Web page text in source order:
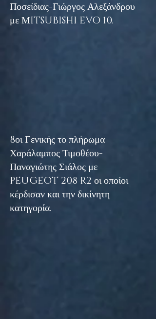
Ποσείδιας-Γιώργος Αλεξάνδρου
με ΜITSUBISHI EVO 10.
8οι Γενικής το πλήρωμα
Χαράλαμπος Τιμοθέου-
Παναγιώτης Σιάλος με
PEUGEOT 208 R2 οι οποίοι
κέρδισαν και την δικίνητη
κατηγορία.